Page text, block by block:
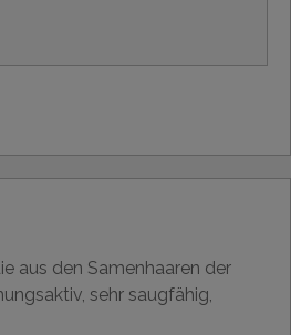
aus den Samenhaaren der
sehr saugfähig,